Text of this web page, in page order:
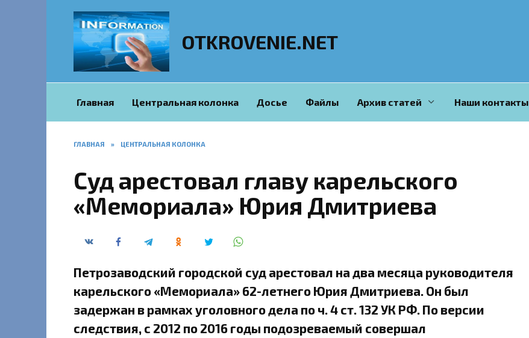
OTKROVENIE.NET
Главная Центральная колонка Досье Файлы Архив статей Наши контакты
ГЛАВНАЯ » ЦЕНТРАЛЬНАЯ КОЛОНКА
Суд арестовал главу карельского
«Мемориала» Юрия Дмитриева
Петрозаводский городской суд арестовал на два месяца руководителя
карельского «Мемориала» 62-летнего Юрия Дмитриева. Он был
задержан в рамках уголовного дела по ч. 4 ст. 132 УК РФ. По версии
следствия, с 2012 по 2016 годы подозреваемый совершал